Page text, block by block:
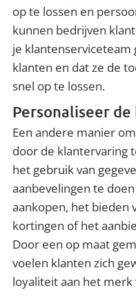
op te lossen en
kunnen bedrijven
je
klanten en dat ze de
snel op te lossen.
Personaliseer
Een andere manier
door de klantervaring
het gebruik van
aanbevelingen te
aankopen, het bieden
kortingen of het
Door een op maat
voelen klanten zich
loyaliteit aan het